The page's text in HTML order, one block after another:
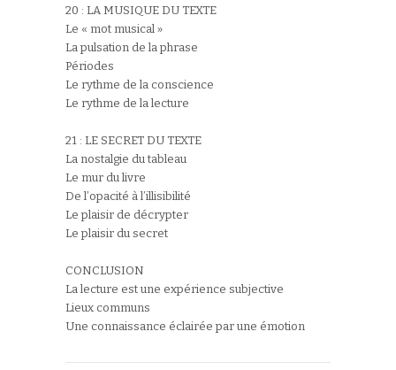
20 : LA MUSIQUE DU TEXTE
Le « mot musical »
La pulsation de la phrase
Périodes
Le rythme de la conscience
Le rythme de la lecture
21 : LE SECRET DU TEXTE
La nostalgie du tableau
Le mur du livre
De l’opacité à l’illisibilité
Le plaisir de décrypter
Le plaisir du secret
CONCLUSION
La lecture est une expérience subjective
Lieux communs
Une connaissance éclairée par une émotion